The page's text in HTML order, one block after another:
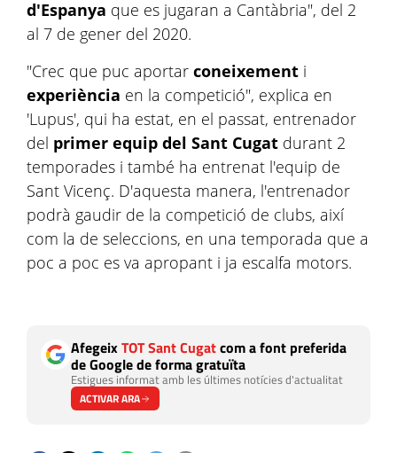
d'Espanya que es jugaran a Cantàbria", del 2
al 7 de gener del 2020.
"Crec que puc aportar coneixement i
experiència en la competició", explica en
'Lupus', qui ha estat, en el passat, entrenador
del primer equip del Sant Cugat durant 2
temporades i també ha entrenat l'equip de
Sant Vicenç. D'aquesta manera, l'entrenador
podrà gaudir de la competició de clubs, així
com la de seleccions, en una temporada que a
poc a poc es va apropant i ja escalfa motors.
AfegeixTOT Sant Cugatcom a font preferida
de Google de forma gratuïta
Estigues informat amb les últimes notícies d'actualitat
ACTIVAR ARA